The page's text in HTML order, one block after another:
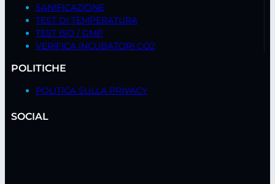
SANIFICAZIONE
TEST DI TEMPERATURA
TEST ISO / GMP
VERIFICA INCUBATORI CO2
POLITICHE
POLITICA SULLA PRIVACY
SOCIAL